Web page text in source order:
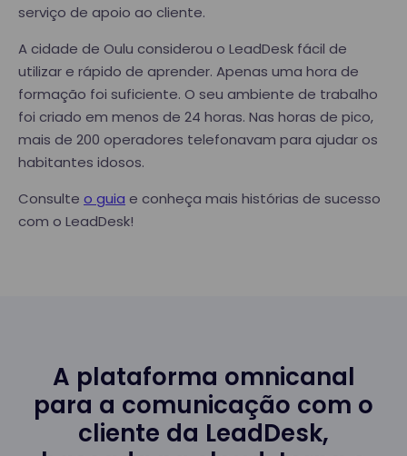
serviço de apoio ao cliente.
A cidade de Oulu considerou o LeadDesk fácil de
utilizar e rápido de aprender. Apenas uma hora de
formação foi suficiente. O seu ambiente de trabalho
foi criado em menos de 24 horas. Nas horas de pico,
mais de 200 operadores telefonavam para ajudar os
habitantes idosos.
Consulte o guia e conheça mais histórias de sucesso
com o LeadDesk!
A plataforma omnicanal
para a comunicação com o
cliente da LeadDesk,